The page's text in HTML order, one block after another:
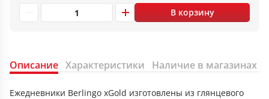
В корзину
Описание Характеристики Наличие в магазинах
Ежедневники Berlingo xGold изготовлены из глянцевого